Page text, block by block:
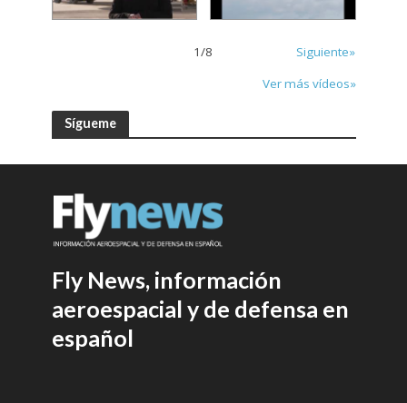
1/8
Siguiente»
Ver más vídeos»
Sígueme
Fly News, información
aeroespacial y de defensa en
español